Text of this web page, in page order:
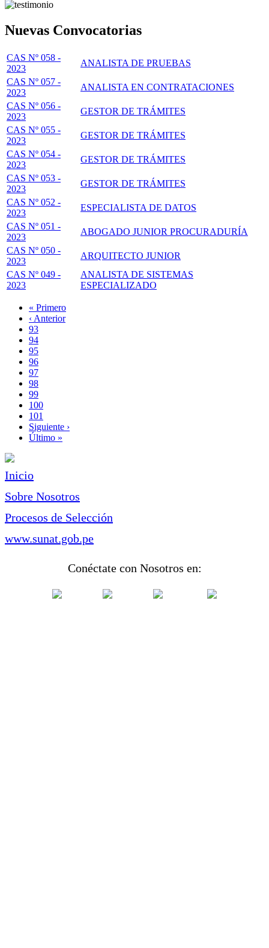
Nuevas Convocatorias
CAS Nº 058 -
2023
ANALISTA DE PRUEBAS
CAS Nº 057 -
2023
ANALISTA EN CONTRATACIONES
CAS Nº 056 -
2023
GESTOR DE TRÁMITES
CAS Nº 055 -
2023
GESTOR DE TRÁMITES
CAS Nº 054 -
2023
GESTOR DE TRÁMITES
CAS Nº 053 -
2023
GESTOR DE TRÁMITES
CAS Nº 052 -
2023
ESPECIALISTA DE DATOS
CAS Nº 051 -
2023
ABOGADO JUNIOR PROCURADURÍA
CAS Nº 050 -
2023
ARQUITECTO JUNIOR
CAS Nº 049 -
2023
ANALISTA DE SISTEMAS
ESPECIALIZADO
Paginación
Primera
página
« Primero
Página
anterior
‹ Anterior
Page
93
Page
94
Page
95
Page
96
Página
actual
97
Page
98
Page
99
Page
100
Page
101
Siguiente
página
Siguiente ›
Última
Último »
Inicio
Sobre Nosotros
Procesos de Selección
www.sunat.gob.pe
Conéctate con Nosotros en: